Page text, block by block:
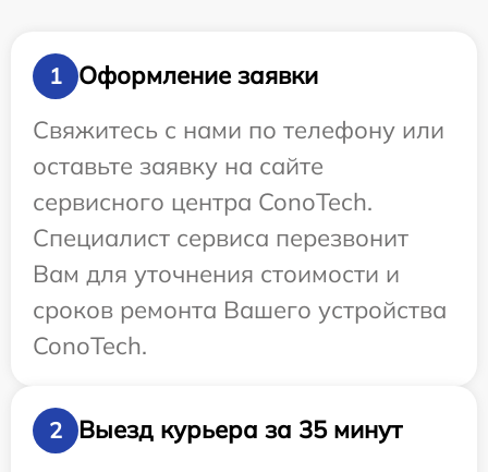
1
Оформление заявки
Свяжитесь с нами по телефону или
оставьте заявку на сайте
сервисного центра ConoTech.
Специалист сервиса перезвонит
Вам для уточнения стоимости и
сроков ремонта Вашего устройства
ConoTech.
2
Выезд курьера за 35 минут